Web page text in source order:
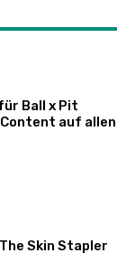
Ball x Pit
auf allen
Skin Stapler